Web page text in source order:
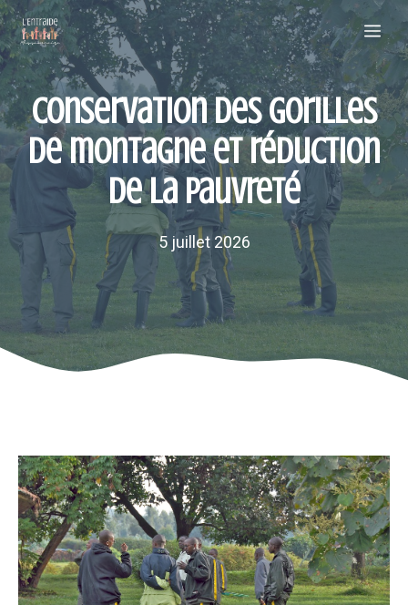
Aller
au
contenu
Conservation des gorilles
de montagne et réduction
de la pauvreté
5 juillet 2026